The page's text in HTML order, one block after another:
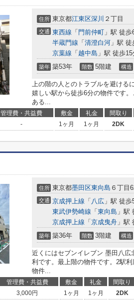
住所 東京都江東区深川 ２丁目
交通 東西線 「 門前仲町 」駅 徒歩
半蔵門線 「 清澄白河 」駅 徒
京葉線 「 越中島 」駅 徒歩15
築年 築53年 階数 5階建 構造
上の階の人とのトラブルを避ける
嬉しい駅から徒歩6分の物件です
ある...
管理費・共益費 敷金 礼金 間取り
- 1ヶ月 1ヶ月 2DK
住所 東京都墨田区東向島 ６丁目
交通 京成押上線 「 八広 」駅 徒歩
東武伊勢崎線 「 東向島 」駅
京成押上線 「 京成曳舟 」駅
築年 築36年 階数 3階建 構造
近くにはセブンイレブン 墨田八広
利です。最上階の物件です。2駅
物件...
管理費・共益費 敷金 礼金 間取り
3,000円 1ヶ月 1ヶ月 2DK